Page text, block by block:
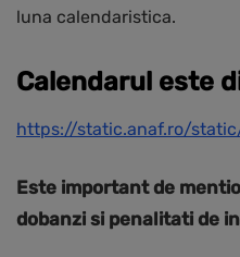
luna calendaristica.
Calendarul este
https://static.anaf.ro/
Este important de
dobanzi si penalitati de